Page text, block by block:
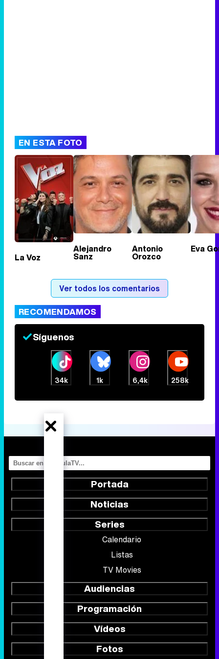
EN ESTA FOTO
La Voz
Alejandro
Sanz
Antonio
Orozco
Eva
Ver todos los comentarios
RECOMENDAMOS
Síguenos
34k 1k 6,4k 258k
Portada
Noticias
Series
Calendario
Listas
TV Movies
Audiencias
Programación
Vídeos
Fotos